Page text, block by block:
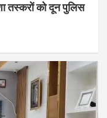
तस्करों को दून पुलिस